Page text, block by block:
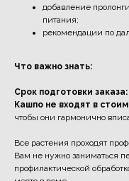
добавление
питания;
рекомендации по
Что важно знать:
Срок подготовки заказа:
Кашпо не входят в
чтобы они гармонично
Все растения проходят
Вам не нужно заниматься
профилактической